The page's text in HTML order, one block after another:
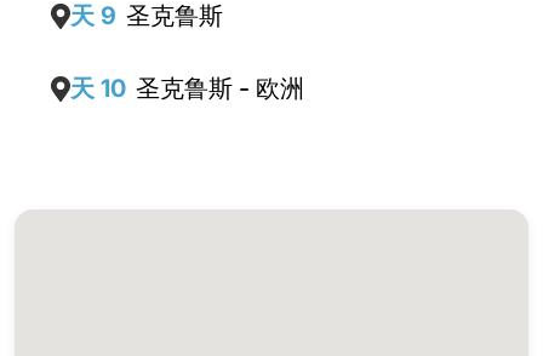
天 9 圣克鲁斯
天 10 圣克鲁斯 - 欧洲